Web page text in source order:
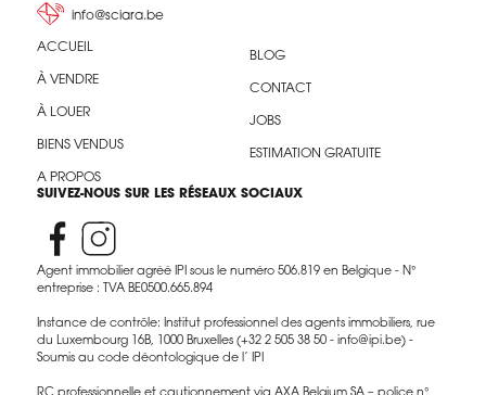
info@sciara.be
ACCUEIL
À VENDRE
À LOUER
BIENS VENDUS
A PROPOS
BLOG
CONTACT
JOBS
ESTIMATION GRATUITE
SUIVEZ-NOUS SUR LES RÉSEAUX SOCIAUX
Agent immobilier agréé IPI sous le numéro 506.819 en Belgique - N°
entreprise : TVA BE0500.665.894
Instance de contrôle: Institut professionnel des agents immobiliers, rue
du Luxembourg 16B, 1000 Bruxelles (+32 2 505 38 50 - info@ipi.be) -
Soumis au code déontologique de l’ IPI